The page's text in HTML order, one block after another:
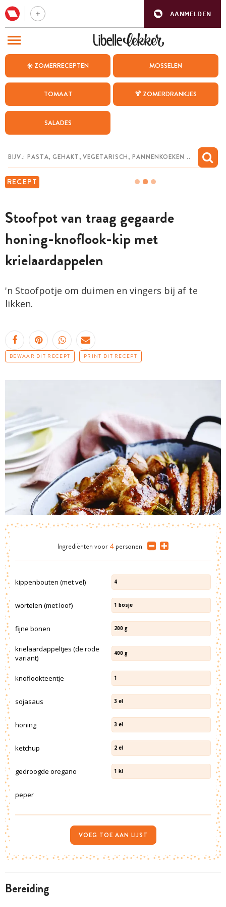
AANMELDEN
☀️ ZOMERRECEPTEN MOSSELEN
TOMAAT 🍹 ZOMERDRANKJES
SALADES
RECEPT
Stoofpot van traag gegaarde
honing-knoflook-kip met
krielaardappelen
'n Stoofpotje om duimen en vingers bij af te
likken.
BEWAAR DIT RECEPT PRINT DIT RECEPT
bereiding
Ingrediënten voor 4 personen
kippenbouten (met vel) 4
wortelen (met loof) 1 bosje
fijne bonen 200 g
krielaardappeltjes (de rode
variant)
400 g
knoflookteentje 1
sojasaus 3 el
honing 3 el
ketchup 2 el
gedroogde oregano 1 kl
peper
VOEG TOE AAN LIJST
BEZOEK ONZE ANDERE WEBSITES
WEEKMENU
CHAT MET MAIA
MIJN BEWAARDE RECEPTEN